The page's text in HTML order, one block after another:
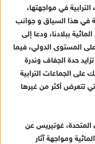
في مواجهتها،
في هذا السياق و جوانب
ببلادنا، ودعا إلى
على المستوى الدولي، فيما
حدة الجفاف وندرة
على الجماعات الترابية
تتعرض أكثر من غيرها
المتحدة، غوتيريس عن
ومواجهة آثار